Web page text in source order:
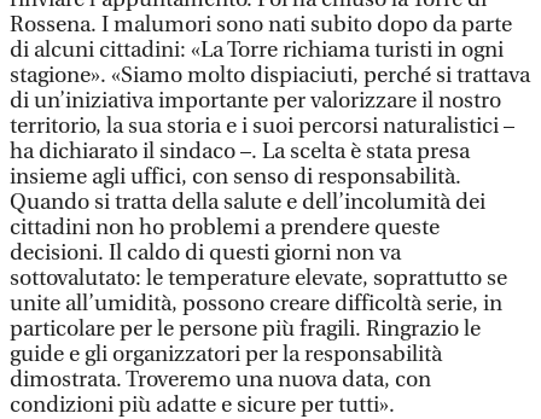
Rossena. I malumori sono nati subito dopo da parte
di alcuni cittadini: «La Torre richiama turisti in ogni
stagione». «Siamo molto dispiaciuti, perché si trattava
di un’iniziativa importante per valorizzare il nostro
territorio, la sua storia e i suoi percorsi naturalistici –
ha dichiarato il sindaco –. La scelta è stata presa
insieme agli uffici, con senso di responsabilità.
Quando si tratta della salute e dell’incolumità dei
cittadini non ho problemi a prendere queste
decisioni. Il caldo di questi giorni non va
sottovalutato: le temperature elevate, soprattutto se
unite all’umidità, possono creare difficoltà serie, in
particolare per le persone più fragili. Ringrazio le
guide e gli organizzatori per la responsabilità
dimostrata. Troveremo una nuova data, con
condizioni più adatte e sicure per tutti».